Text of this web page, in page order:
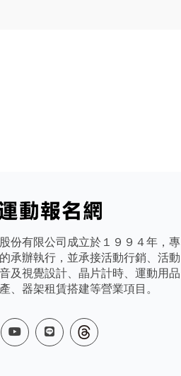
份有限公司成立於１９９４年，專
承辦執行，並承接活動行銷、活動
及視覺設計、晶片計時、運動用品
、器架租賃搭建等營業項目。